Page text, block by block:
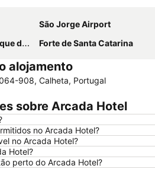
São Jorge Airport
Pico
Forte de Santa Catarina
alojamento
908, Calheta, Portugal
sobre Arcada Hotel
no Arcada Hotel?
no Arcada Hotel?
Hotel?
perto do Arcada Hotel?